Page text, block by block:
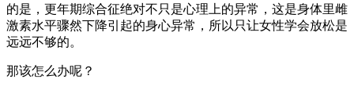
的是，更年期综合征绝对不只是心理上的异常，这是身体里雌
激素水平骤然下降引起的身心异常，所以只让女性学会放松是
远远不够的。
那该怎么办呢？